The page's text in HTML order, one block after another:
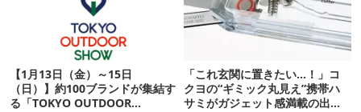
【1月13日（金）～15日
（日）】約100ブランドが集結す
る「TOKYO OUTDOOR
「これ玄関に置きたい…！」コ
クヨの“ギミック丸見え”携帯ハ
サミがガジェット感満載の出来